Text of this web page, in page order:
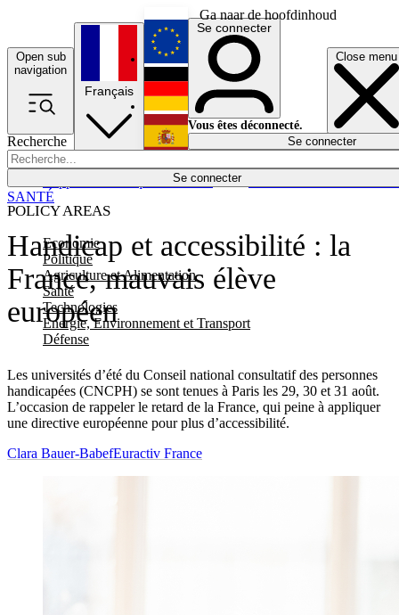
Ga naar de hoofdinhoud
Open sub
navigation
Close menu
Recherche
Se connecter
POLICY AREAS
Economie
Politique
Agriculture et Alimentation
Santé
Technologies
Energie, Environnement et Transport
Défense
Économie
Français
English
Deutsch
Español
Se connecter
Vous êtes déconnecté.
Se connecter
Handicap et accessibilité : la
France, mauvais élève
européen
Les universités d’été du Conseil national consultatif des personnes
handicapées (CNCPH) se sont tenues à Paris les 29, 30 et 31 août.
L’occasion de rappeler le retard de la France, qui peine à appliquer
une directive européenne pour plus d’accessibilité.
SANTÉ
Clara Bauer-BabefEuractiv France